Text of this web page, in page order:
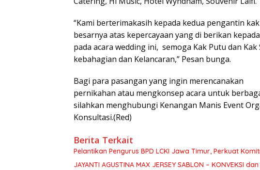
“Kami berterimakasih kepada kedua pengantin
besarnya atas kepercayaan yang di berikan
pada acara wedding ini, semoga Kak Putu dan
kebahagian dan Kelancaran,” Pesan bunga.
Bagi para pasangan yang ingin merencanakan
pernikahan atau mengkonsep acara untuk
silahkan menghubungi Kenangan Manis Event
Konsultasi.(Red)
Berita Terkait
Pelantikan Pengurus BPD LCKI Jawa Timur, Perkuat
JAYANTI AGUSTINA MAX JERSEY SABLON – KONVEKSI